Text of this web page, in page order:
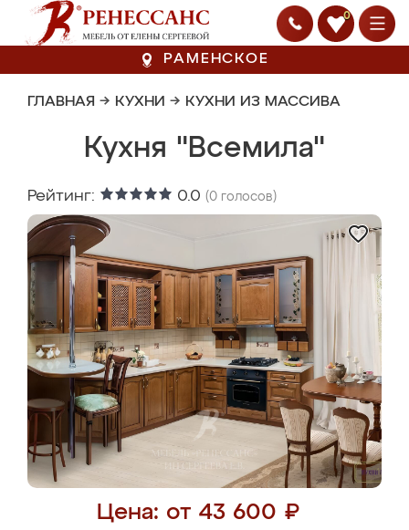
0
РАМЕНСКОЕ
ГЛАВНАЯ → КУХНИ → КУХНИ ИЗ МАССИВА
Кухня "Всемила"
Рейтинг: 0.0 (0 голосов)
Цена: от 43 600 ₽